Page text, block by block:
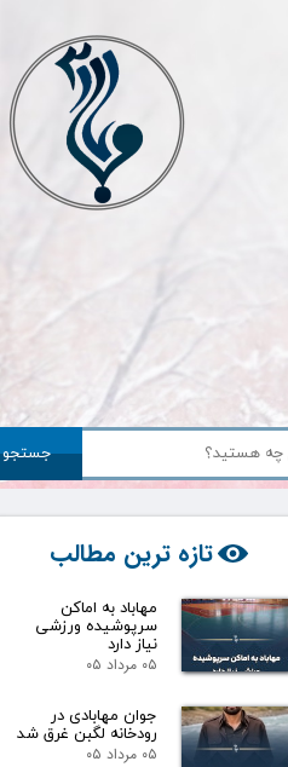
جستجو
تازه ترین مطالب
مهاباد به اماکن
سرپوشیده ورزشی
نیاز دارد
۰۵ مرداد ۰۵
جوان مهابادی در
رودخانه لگبن غرق شد
۰۵ مرداد ۰۵